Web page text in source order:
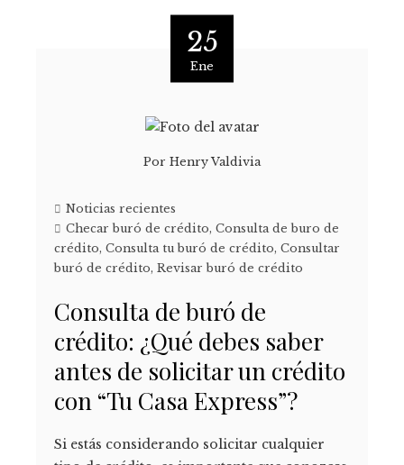
25
Ene
Por Henry Valdivia
Noticias recientes
Checar buró de crédito, Consulta de buro de
crédito, Consulta tu buró de crédito, Consultar
buró de crédito, Revisar buró de crédito
Consulta de buró de
crédito: ¿Qué debes saber
antes de solicitar un crédito
con “Tu Casa Express”?
Si estás considerando solicitar cualquier